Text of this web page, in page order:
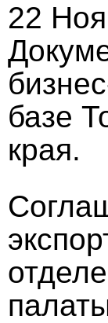
22
базе
края.